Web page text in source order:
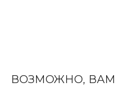
ВОЗМОЖНО, ВАМ